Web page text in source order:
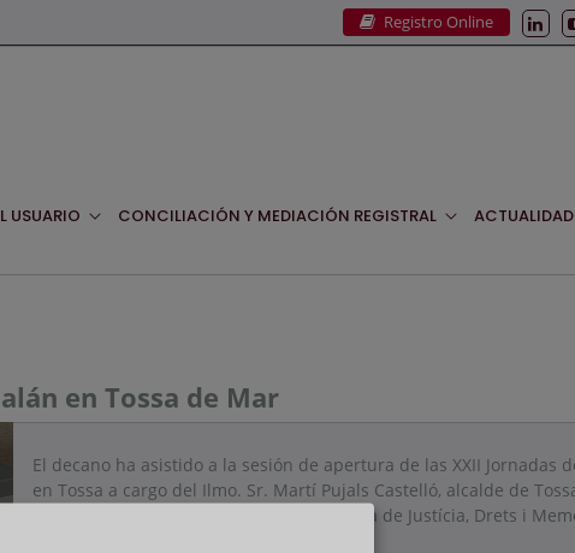
Registro Online
USUARIO CONCILIACIÓN Y MEDIACIÓN REGISTRAL ACTUALIDAD
en Tossa de Mar
El decano ha asistido a la sesión de apertura de las XXII Jornadas
en Tossa a cargo del Ilmo. Sr. Martí Pujals Castelló, alcalde de
inauguración a cargo de la Hble. consejera de Justícia, Drets i